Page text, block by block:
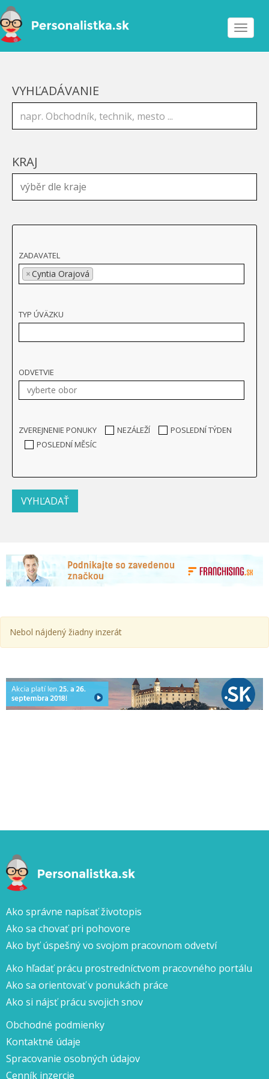
Toggle
VYHĽADÁVANIE
KRAJ
ZADAVATEL
×Cyntia Orajová
TYP ÚVÄZKU
ODVETVIE
ZVEREJNENIE PONUKY NEZÁLEŽÍ
POSLEDNÍ TÝDEN
POSLEDNÍ MĚSÍC
Nebol nájdený žiadny inzerát
Ako správne napísať životopis
Ako sa chovať pri pohovore
Ako byť úspešný vo svojom pracovnom odvetví
Ako hľadať prácu prostredníctvom pracovného portálu
Ako sa orientovať v ponukách práce
Ako si nájsť prácu svojich snov
Obchodné podmienky
Kontaktné údaje
Spracovanie osobných údajov
Cenník inzercie